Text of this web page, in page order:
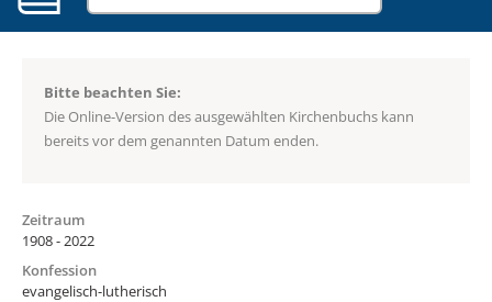
Bitte beachten Sie:
Die Online-Version des ausgewählten Kirchenbuchs kann
bereits vor dem genannten Datum enden.
Zeitraum
1908 - 2022
Konfession
evangelisch-lutherisch